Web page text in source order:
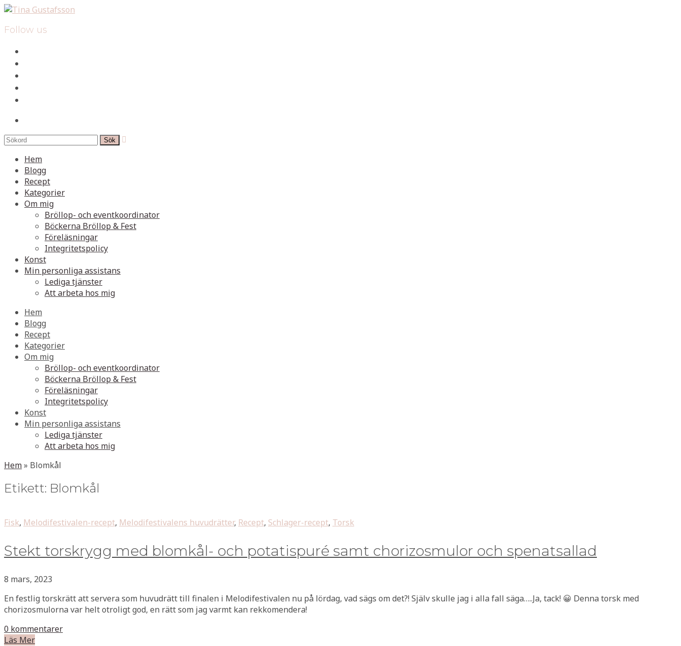
Follow us

Hem
Blogg
Recept
Kategorier
Om mig
Bröllop- och eventkoordinator
Böckerna Bröllop & Fest
Föreläsningar
Integritetspolicy
Konst
Min personliga assistans
Lediga tjänster
Att arbeta hos mig
Hem
Blogg
Recept
Kategorier
Om mig
Bröllop- och eventkoordinator
Böckerna Bröllop & Fest
Föreläsningar
Integritetspolicy
Konst
Min personliga assistans
Lediga tjänster
Att arbeta hos mig
Hem» Blomkål
Etikett: Blomkål
Fisk, Melodifestivalen-recept, Melodifestivalens huvudrätter, Recept, Schlager-recept, Torsk
Stekt torskrygg med blomkål- och potatispuré samt chorizosmulor och spenatsallad
8 mars, 2023
En festlig torskrätt att servera som huvudrätt till finalen i Melodifestivalen nu på lördag, vad sägs om det?! Själv skulle jag i alla fall säga…..Ja, tack! 😀 Denna torsk med
chorizosmulorna var helt otroligt god, en rätt som jag varmt kan rekkomendera!
0 kommentarer
Läs Mer